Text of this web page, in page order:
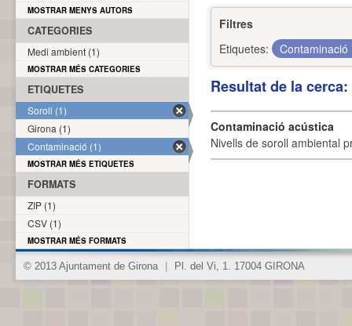
Filtres
Etiquetes:
Contaminació
Resultat de la
Contaminació acústica
Nivells de soroll ambiental
MOSTRAR MENYS AUTORS
CATEGORIES
Medi ambient (1)
MOSTRAR MÉS CATEGORIES
ETIQUETES
Soroll (1)
Girona (1)
Contaminació (1)
MOSTRAR MÉS ETIQUETES
FORMATS
ZIP (1)
CSV (1)
MOSTRAR MÉS FORMATS
© 2013 Ajuntament de Girona Pl. del Vi, 1. 17004 GIRONA